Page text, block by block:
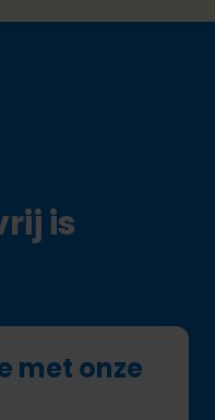
is
met onze